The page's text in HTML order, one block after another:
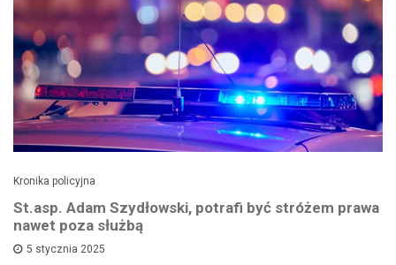
Kronika policyjna
St.asp. Adam Szydłowski, potrafi być stróżem prawa
nawet poza służbą
5 stycznia 2025